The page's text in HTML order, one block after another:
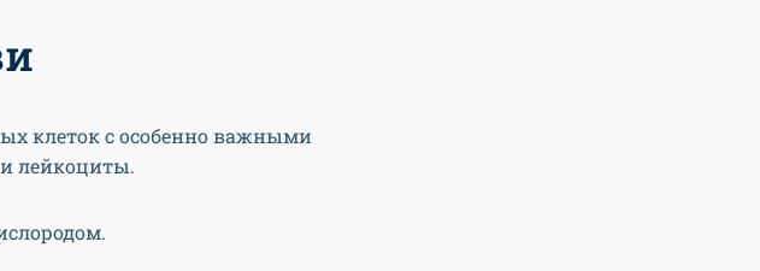
клеток с особенно важными
лейкоциты.